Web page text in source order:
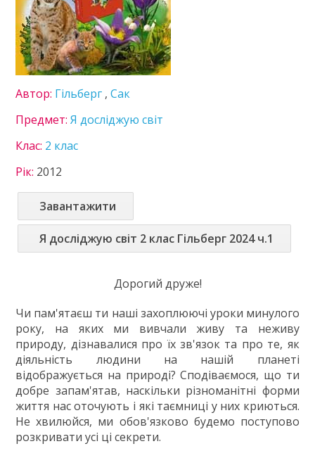
8 клас
9 клас
10 клас
11 клас
ГДЗ
Статті
Зв'язок
Політика
Автор: Гільберг ,Сак
Предмет:Я досліджую світ
Клас: 2 клас
Рік: 2012
Завантажити
Я досліджую світ 2 клас Гільберг 2024 ч.1
Дорогий друже!
Чи пам'ятаєш ти наші захоплюючі уроки минулого
року, на яких ми вивчали живу та неживу
природу, дізнавалися про їх зв'язок та про те, як
діяльність людини на нашій планеті
відображується на природі? Сподіваємося, що ти
добре запам'ятав, наскільки різноманітні форми
життя нас оточують і які таємниці у них криються.
Не хвилюйся, ми обов'язково будемо поступово
розкривати усі ці секрети.